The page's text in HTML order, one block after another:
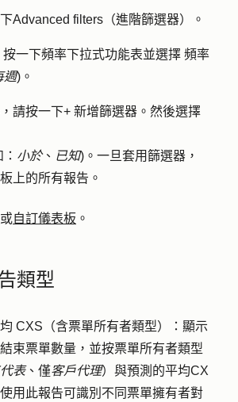
Advanced filters（進階篩選器）。
按一下頻率下拉式功能表並選擇 頻率
週)。
請按一下+ 新增篩選器 。然後選擇
小於、 已知)。一旦套用篩選器，
上的所有報告。
或自訂儀表板 。
類型
CXS（含票單所有者類型） ： 顯示
束票單數量，並按票單所有者類型
表、僅客戶代理）與預測的平均CX
用此報告可識別不同票單擁有者對